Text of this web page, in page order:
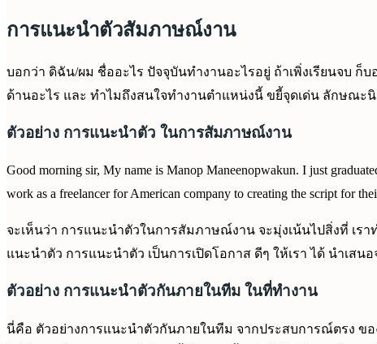
การแนะนำตัวสัมภาษณ์งาน
บอกว่า ดิฉัน/ผม ชื่ออะไร ปัจจุบันทำงานอะไรอยู่ ถ้าเพิ่งเรียนจบ
ด้านอะไร และ ทำไมถึงสนใจทำงานตำแหน่งนี้ ขยี้จุดเด่น ลักษณะ
ตัวอย่าง การแนะนำตัว ในการสัมภาษณ์งาน
Good morning sir, My name is Manop Maneenopwakun. I just
work as a freelancer for American company to creating the script for
จะเห็นว่า การแนะนำตัวในการสัมภาษณ์งาน จะมุ่งเน้นไปสิ่งที่ เร
แนะนำตัว การแนะนำตัว เป็นการเปิดโอกาส ดีๆ ให้เรา ได้ นำเสน
ตัวอย่าง การแนะนำตัวกันภายในทีม ในที่ทำงาน
นี่คือ ตัวอย่างการแนะนำตัวกันภายในทีม จากประสบการณ์ตรง ขอ